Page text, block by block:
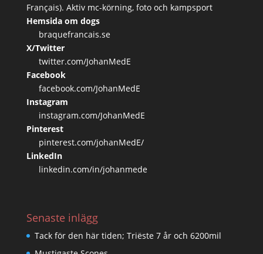
Français). Aktiv mc-körning, foto och kampsport
Hemsida om dogs
braquefrancais.se
X/Twitter
twitter.com/JohanMedE
Facebook
facebook.com/JohanMedE
Instagram
instagram.com/JohanMedE
Pinterest
pinterest.com/johanMedE/
LinkedIn
linkedin.com/in/johanmede
Senaste inlägg
Tack för den här tiden; Triëste 7 år och 6200mil